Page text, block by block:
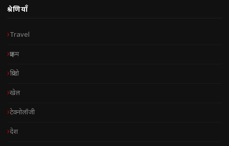
श्रेणियाँ
Travel
क्राइम
क्रिप्टो
खेल
टेक्नोलॉजी
देश